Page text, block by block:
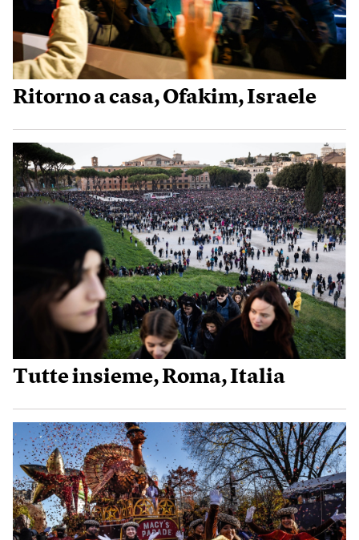
Ritorno a casa, Ofakim, Israele
Tutte insieme, Roma, Italia